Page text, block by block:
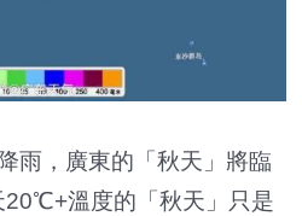
雨，廣東的「秋天」將臨
20℃+溫度的「秋天」只是